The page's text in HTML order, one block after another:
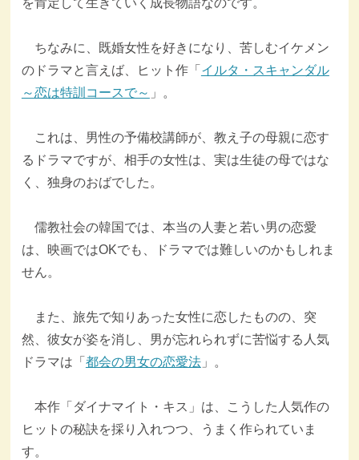
を肯定して生きていく成長物語なのです。
ちなみに、既婚女性を好きになり、苦しむイケメン
のドラマと言えば、ヒット作「 イルタ・スキャンダル
～恋は特訓コースで～ 」。
これは、男性の予備校講師が、教え子の母親に恋す
るドラマですが、相手の女性は、実は生徒の母ではな
く、独身のおばでした。
儒教社会の韓国では、本当の人妻と若い男の恋愛
は、映画ではOKでも、ドラマでは難しいのかもしれま
せん。
また、旅先で知りあった女性に恋したものの、突
然、彼女が姿を消し、男が忘れられずに苦悩する人気
ドラマは「 都会の男女の恋愛法」。
本作「ダイナマイト・キス」は、こうした人気作の
ヒットの秘訣を採り入れつつ、うまく作られていま
す。